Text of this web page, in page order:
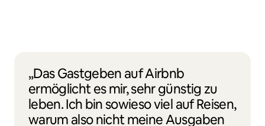
„Das Gastgeben auf Airbnb
ermöglicht es mir, sehr günstig zu
leben. Ich bin sowieso viel auf Reisen,
warum also nicht meine Ausgaben